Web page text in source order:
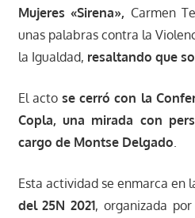
Mujeres «Sirena», Carmen
unas palabras contra la
la Igualdad, resaltando que
El acto se cerró con la
Copla, una mirada con
cargo de Montse Delgado.
Esta actividad se enmarca en
del 25N 2021, organizada